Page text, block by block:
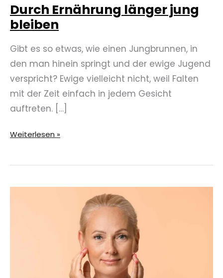
Durch Ernährung länger jung
bleiben
Gibt es so etwas, wie einen Jungbrunnen, in
den man hinein springt und der ewige Jugend
verspricht? Ewige vielleicht nicht, weil Falten
mit der Zeit einfach in jedem Gesicht
auftreten. […]
Durch
länger
Weiterlesen »